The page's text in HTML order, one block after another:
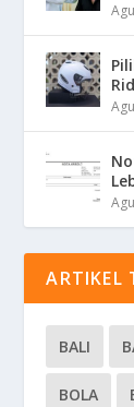
ARTIKEL
BALI
BOLA